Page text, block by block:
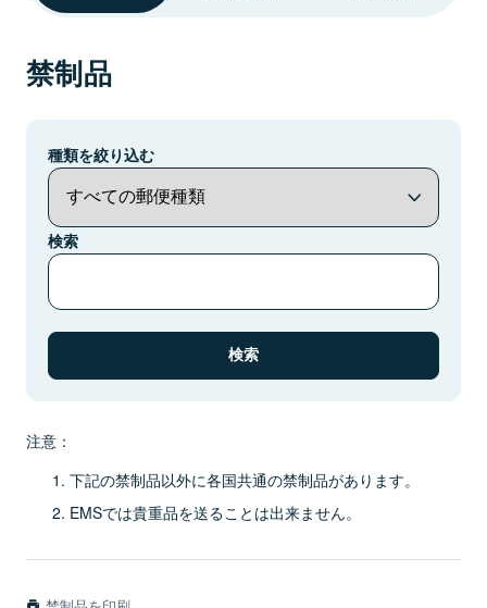
禁制品
種類を絞り込む
検索
注意：
下記の禁制品以外に各国共通の禁制品があります。
EMSでは貴重品を送ることは出来ません。